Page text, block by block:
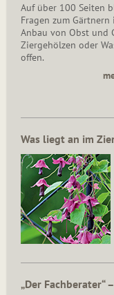
Auf über 100 Seiten
Fragen zum Gärtnern
Anbau von Obst und
Ziergehölzen oder
offen.
Was liegt an im
„Der Fachberater“